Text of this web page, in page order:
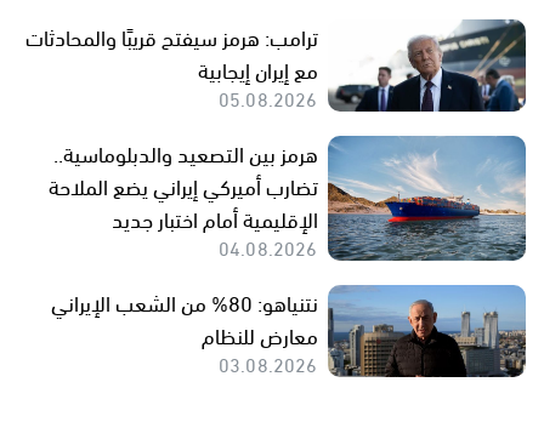
ترامب: هرمز سيفتح قريبًا والمحادثات
مع إيران إيجابية
05.08.2026
هرمز بين التصعيد والدبلوماسية..
تضارب أميركي إيراني يضع الملاحة
الإقليمية أمام اختبار جديد
04.08.2026
نتنياهو: 80% من الشعب الإيراني
معارض للنظام
03.08.2026